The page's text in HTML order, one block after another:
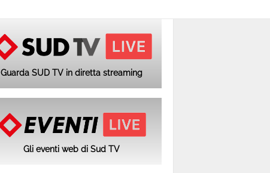
Guarda SUD TV in diretta streaming
Gli eventi web di Sud TV